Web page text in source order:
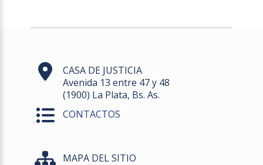
CASA DE JUSTICIA
Avenida 13 entre 47 y 48
(1900) La Plata, Bs. As.
CONTACTOS
MAPA DEL SITIO